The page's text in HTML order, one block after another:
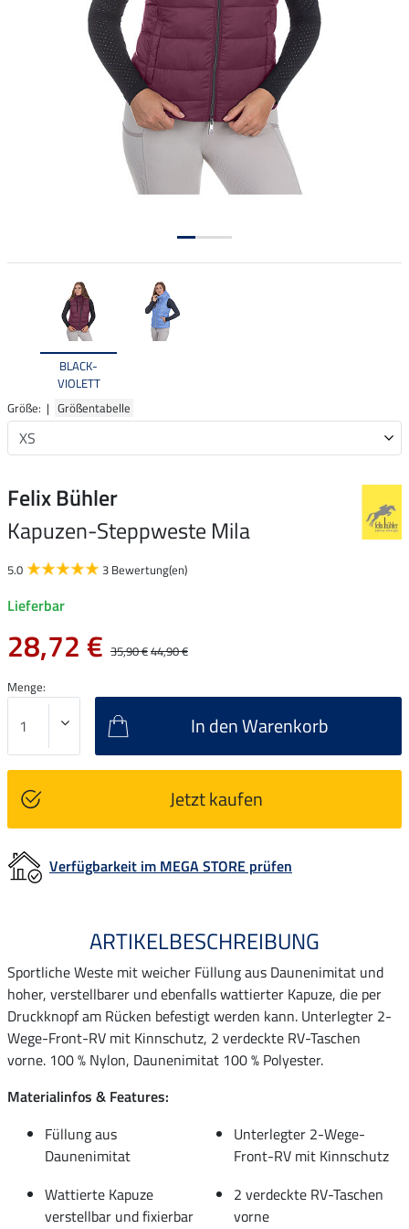
BLACK-
VIOLETT
Größe: | Größentabelle
Felix Bühler
Kapuzen-Steppweste Mila
5.0 3 Bewertung(en)
Lieferbar
28,72 € 35,90 €44,90 €
Menge:
In den Warenkorb
Jetzt kaufen
Verfügbarkeit im MEGA STORE prüfen
ARTIKELBESCHREIBUNG
Sportliche Weste mit weicher Füllung aus Daunenimitat und
hoher, verstellbarer und ebenfalls wattierter Kapuze, die per
Druckknopf am Rücken befestigt werden kann. Unterlegter 2-
Wege-Front-RV mit Kinnschutz, 2 verdeckte RV-Taschen
vorne. 100 % Nylon, Daunenimitat 100 % Polyester.
Materialinfos & Features:
Füllung aus
Daunenimitat
Unterlegter 2-Wege-
Front-RV mit Kinnschutz
Wattierte Kapuze
verstellbar und fixierbar
2 verdeckte RV-Taschen
vorne